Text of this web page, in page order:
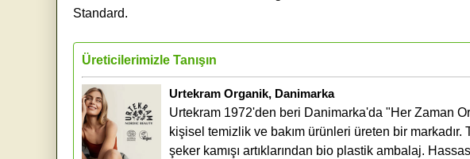
Standard.
Üreticilerimizle Tanışın
Urtekram Organik, Danimarka
Urtekram 1972'den beri Danimarka'da "Her Zaman
kişisel temizlik ve bakım ürünleri üreten bir
şeker kamışı artıklarından bio plastik ambalaj.